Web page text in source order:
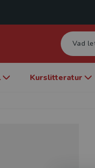
Kurslitteratur